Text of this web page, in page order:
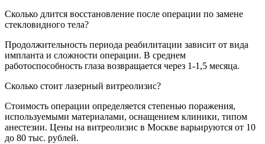
Сколько длится восстановление после операции по замене
стекловидного тела?
Продолжительность периода реабилитации зависит от вида
импланта и сложности операции. В среднем
работоспособность глаза возвращается через 1-1,5 месяца.
Сколько стоит лазерный витреолизис?
Стоимость операции определяется степенью поражения,
используемыми материалами, оснащением клиники, типом
анестезии. Цены на витреолизис в Москве варьируются от 10
до 80 тыс. рублей.